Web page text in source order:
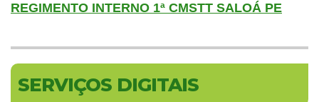
REGIMENTO INTERNO 1ª CMSTT SALOÁ PE
SERVIÇOS DIGITAIS